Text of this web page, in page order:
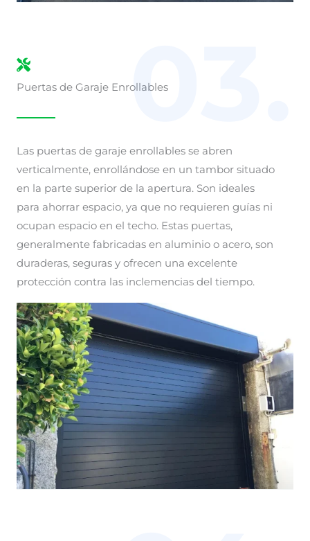
Puertas de Garaje Enrollables03.
Las puertas de garaje enrollables se abren
verticalmente, enrollándose en un tambor situado
en la parte superior de la apertura. Son ideales
para ahorrar espacio, ya que no requieren guías ni
ocupan espacio en el techo. Estas puertas,
generalmente fabricadas en aluminio o acero, son
duraderas, seguras y ofrecen una excelente
protección contra las inclemencias del tiempo.